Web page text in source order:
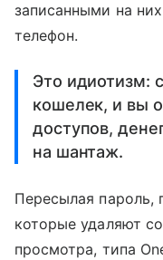
записанными на
телефон.
Это идиотизм:
кошелек, и вы
доступов,
на шантаж.
Пересылая пароль,
которые удаляют
просмотра, типа